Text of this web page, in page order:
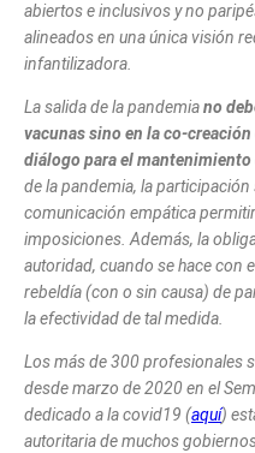
abiertos e inclusivos y no
alineados en una única visión
infantilizadora.
La salida de la pandemiano
vacunas sino en la co-
diálogo para el
de la pandemia, la
comunicación empática
imposiciones. Además, la
autoridad, cuando se hace con
rebeldía (con o sin causa) de
la efectividad de tal medida.
Los más de 300 profesionales
desde marzo de 2020 en el
dedicado a la covid19 (aquí)
autoritaria de muchos